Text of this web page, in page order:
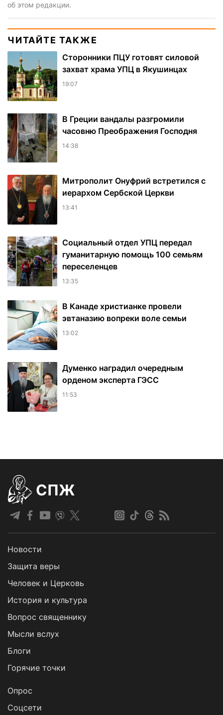
об этом редакции.
ЧИТАЙТЕ ТАКЖЕ
Сторонники ПЦУ готовят силовой
захват храма УПЦ в Якушинцах
19:07
В Греции вандалы разгромили
часовню Преображения Господня
14:38
Митрополит Онуфрий встретился с
иерархом Сербской Церкви
13:41
Социальный отдел УПЦ передал
гуманитарную помощь 100 семьям
переселенцев
13:35
В Канаде христианке провели
эвтаназию вопреки воле семьи
13:02
Думенко наградил очередным
орденом эксперта ГЭСС
11:53
СПЖ
Новости
Защита веры
Человек и Церковь
История и культура
Вопрос священнику
Мысли вслух
Блоги
Горячие точки
Опрос
Cоцсети